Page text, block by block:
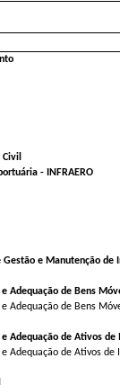
- INFRAERO
Gestão e Manutenção
Adequação de Bens
Adequação de Bens
e Adequação de Ativos
e Adequação de Ativos